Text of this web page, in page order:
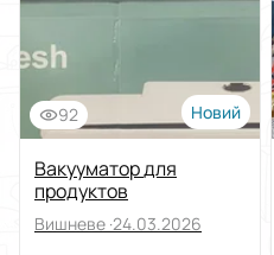
92 Новий
Вакууматор для
продуктов
Вишневе ·24.03.2026